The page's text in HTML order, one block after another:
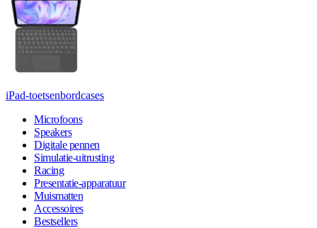
iPad-toetsenbordcases
Microfoons
Speakers
Digitale pennen
Simulatie-uitrusting
Racing
Presentatie-apparatuur
Muismatten
Accessoires
Bestsellers